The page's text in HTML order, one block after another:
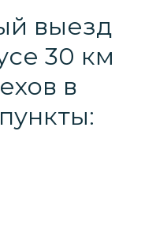
выезд
30 км
в